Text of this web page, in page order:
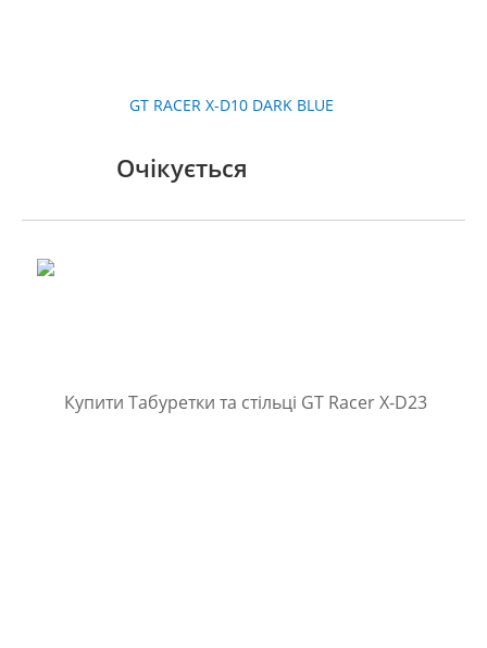
GT RACER X-D10 DARK BLUE
Очікується